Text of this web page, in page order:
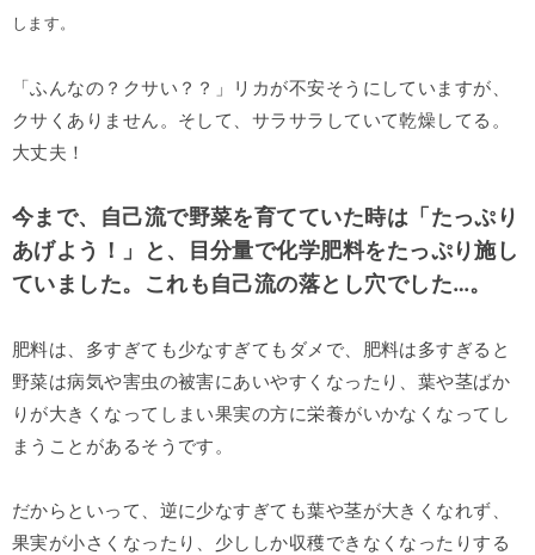
します。
「ふんなの？クサい？？」リカが不安そうにしていますが、
クサくありません。そして、サラサラしていて乾燥してる。
大丈夫！
今まで、自己流で野菜を育てていた時は「たっぷり
あげよう！」と、目分量で化学肥料をたっぷり施し
ていました。これも自己流の落とし穴でした…。
肥料は、多すぎても少なすぎてもダメで、肥料は多すぎると
野菜は病気や害虫の被害にあいやすくなったり、葉や茎ばか
りが大きくなってしまい果実の方に栄養がいかなくなってし
まうことがあるそうです。
だからといって、逆に少なすぎても葉や茎が大きくなれず、
果実が小さくなったり、少ししか収穫できなくなったりする